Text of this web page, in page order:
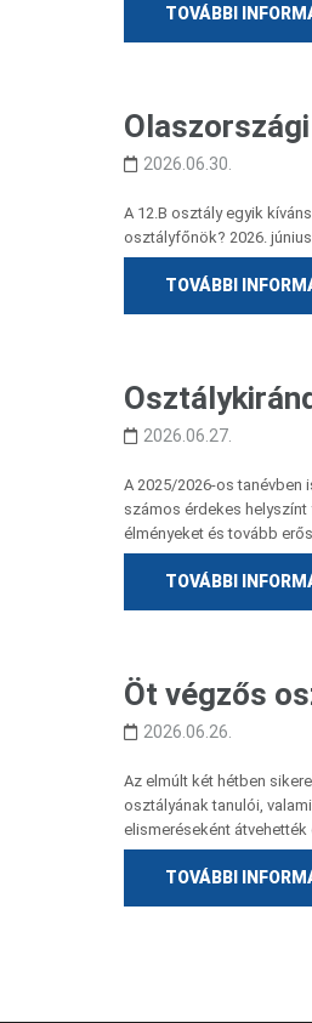
TOVÁBBI
2026.06.30.
A 12.B osztály egyik
osztályfőnök? 2026.
TOVÁBBI
2026.06.27.
A 2025/2026-os
számos érdekes
élményeket és tovább
TOVÁBBI
Öt végzős
2026.06.26.
Az elmúlt két hétben
osztályának tanulói,
elismeréseként átvehették
TOVÁBBI